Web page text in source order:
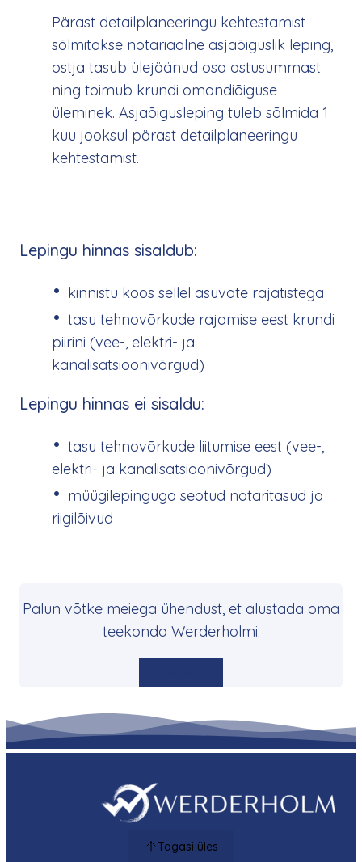
Pärast detailplaneeringu kehtestamist
sõlmitakse notariaalne asjaõiguslik leping,
ostja tasub ülejäänud osa ostusummast
ning toimub krundi omandiõiguse
üleminek. Asjaõigusleping tuleb sõlmida 1
kuu jooksul pärast detailplaneeringu
kehtestamist.
Lepingu hinnas sisaldub:
kinnistu koos sellel asuvate rajatistega
tasu tehnovõrkude rajamise eest krundi
piirini (vee-, elektri- ja
kanalisatsioonivõrgud)
Lepingu hinnas ei sisaldu:
tasu tehnovõrkude liitumise eest (vee-,
elektri- ja kanalisatsioonivõrgud)
müügilepinguga seotud notaritasud ja
riigilõivud
Palun võtke meiega ühendust, et alustada oma
teekonda Werderholmi.
Tagasi üles